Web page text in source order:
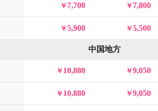
7,700 7,800
5,900 5,500
中国地方
10,880 9,050
10,880 9,050